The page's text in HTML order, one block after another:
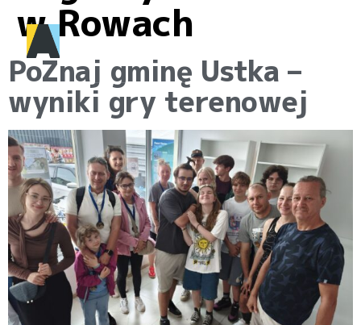
w Rowach
PoZnaj gminę Ustka –
wyniki gry terenowej